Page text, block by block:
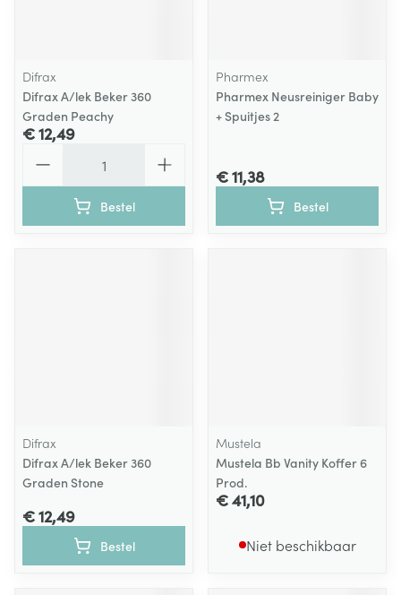
Difrax
Difrax A/lek Beker 360
Graden Peachy
€ 12,49
Bestel
Pharmex
Pharmex Neusreiniger Baby
+ Spuitjes 2
€ 11,38
Bestel
Difrax
Difrax A/lek Beker 360
Graden Stone
€ 12,49
Bestel
Mustela
Mustela Bb Vanity Koffer 6
Prod.
€ 41,10
Niet beschikbaar